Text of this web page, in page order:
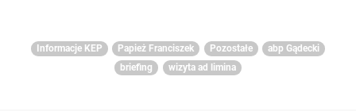
Informacje KEP Papież Franciszek Pozostałe
abp Gądecki
briefing
wizyta ad limina